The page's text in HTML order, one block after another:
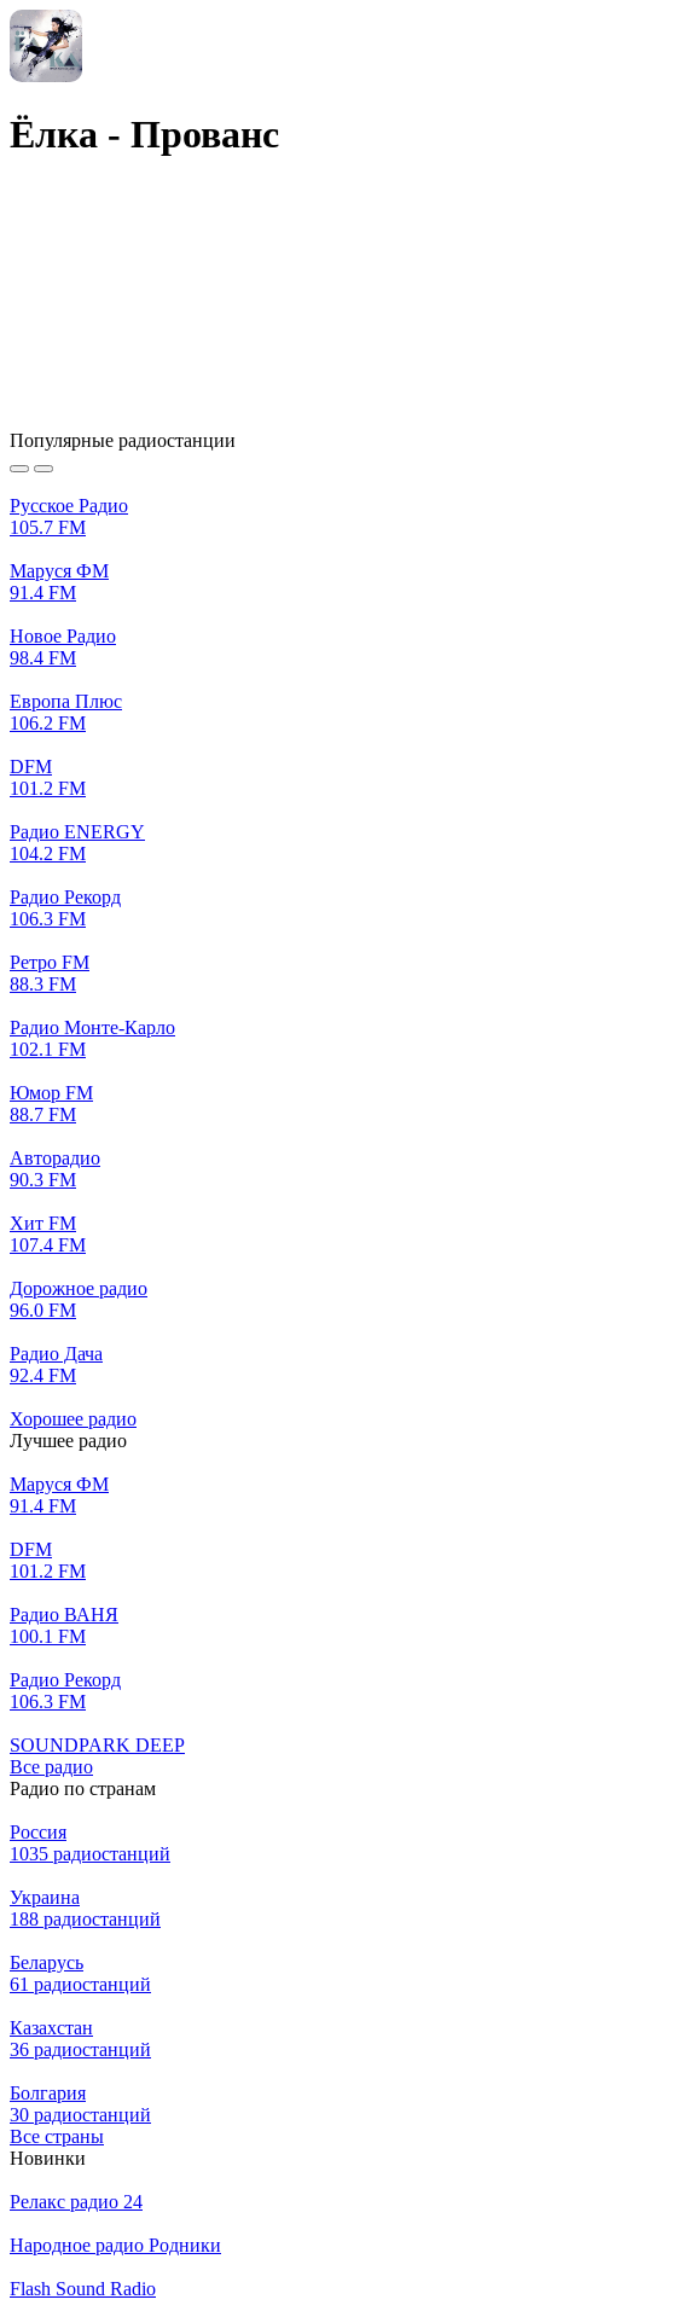
Ёлка - Прованс
Популярные радиостанции
Русское Радио
105.7 FM
Маруся ФМ
91.4 FM
Новое Радио
98.4 FM
Европа Плюс
106.2 FM
DFM
101.2 FM
Радио ENERGY
104.2 FM
Радио Рекорд
106.3 FM
Ретро FM
88.3 FM
Радио Монте-Карло
102.1 FM
Юмор FM
88.7 FM
Авторадио
90.3 FM
Хит FM
107.4 FM
Дорожное радио
96.0 FM
Радио Дача
92.4 FM
Хорошее радио
Лучшее радио
Маруся ФМ
91.4 FM
DFM
101.2 FM
Радио ВАНЯ
100.1 FM
Радио Рекорд
106.3 FM
SOUNDPARK DEEP
Все радио
Радио по странам
Россия
1035 радиостанций
Украина
188 радиостанций
Беларусь
61 радиостанций
Казахстан
36 радиостанций
Болгария
30 радиостанций
Все страны
Новинки
Релакс радио 24
Народное радио Родники
Flash Sound Radio